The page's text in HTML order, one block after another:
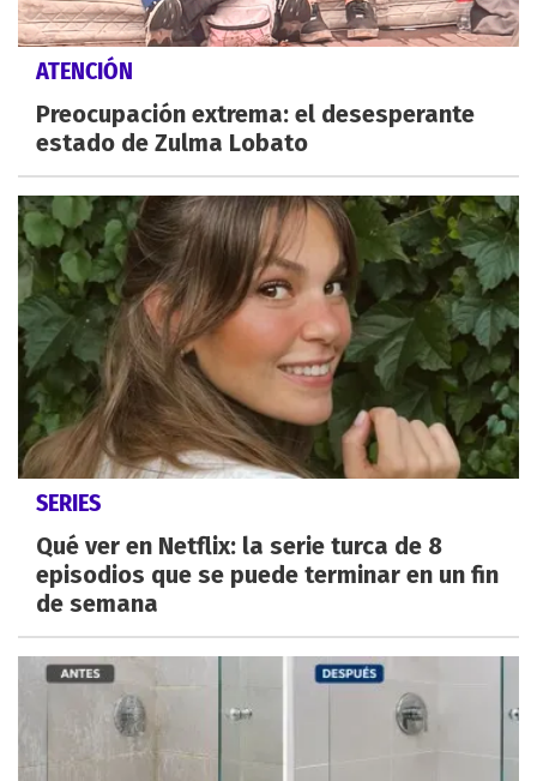
ATENCIÓN
Preocupación extrema: el desesperante
estado de Zulma Lobato
SERIES
Qué ver en Netflix: la serie turca de 8
episodios que se puede terminar en un fin
de semana